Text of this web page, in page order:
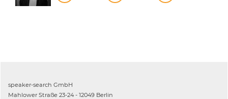
speaker-search GmbH
Mahlower Straße 23-24 - 12049 Berlin